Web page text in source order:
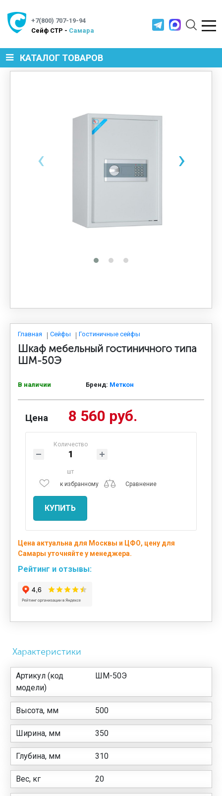
+7(800) 707-19-94
Cейф СТР - Самара
КАТАЛОГ ТОВАРОВ
МЕТАЛЛИЧЕСКАЯ МЕБЕЛЬ
МЕДИЦИНСКАЯ МЕБЕЛЬ
СИСТЕМЫ ХРАНЕНИЯ
МЕБЕЛЬ ДЛЯ ДОМА
МЕБЕЛЬ ДЛЯ СТОЛОВЫХ
СТАЛЬНЫЕ ДВЕРИ
‹ ›
Главная Сейфы Гостиничные сейфы
Шкаф мебельный гостиничного типа
ШМ-50Э
В наличии Бренд: Меткон
Цена 8 560 руб.
Количество
шт
к избранному
Сравнение
КУПИТЬ
Цена актуальна для Москвы и ЦФО, цену для
Самары уточняйте у менеджера.
Рейтинг и отзывы:
Характеристики
Артикул (код
модели)
ШМ-50Э
Высота, мм 500
Ширина, мм 350
Глубина, мм 310
Вес, кг 20